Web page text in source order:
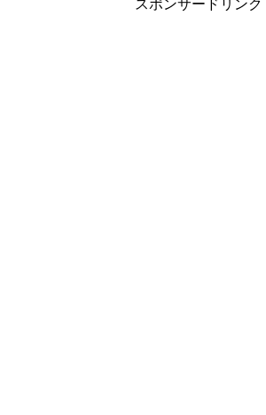
スポンサードリンク